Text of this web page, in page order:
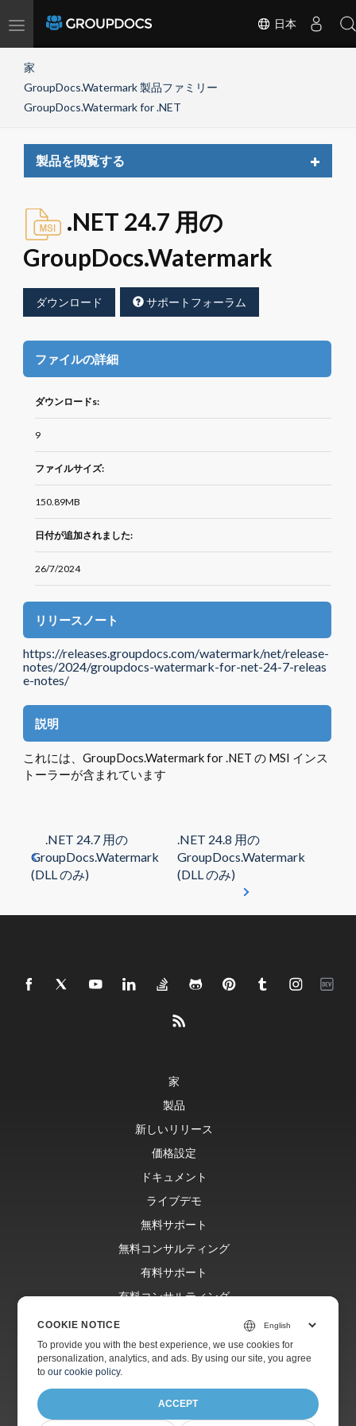
Toggle
日本
家
GroupDocs.Watermark 製品ファミリー
GroupDocs.Watermark for .NET
製品を閲覧する
Toggle
.NET 24.7 用の
GroupDocs.Watermark
ダウンロード サポートフォーラム
ファイルの詳細
ダウンロードs:
9
ファイルサイズ:
150.89MB
日付が追加されました:
26/7/2024
リリースノート
https://releases.groupdocs.com/watermark/net/release-
notes/2024/groupdocs-watermark-for-net-24-7-releas
e-notes/
説明
これには、GroupDocs.Watermark for .NET の MSI インス
トーラーが含まれています
.NET 24.7 用の
GroupDocs.Watermark
(DLL のみ)
.NET 24.8 用の
GroupDocs.Watermark
(DLL のみ)
家
製品
新しいリリース
価格設定
ドキュメント
ライブデモ
無料サポート
無料コンサルティング
有料サポート
有料コンサルティング
ウェブサイト
COOKIE NOTICE
To provide you with the best experience, we use cookies for
personalization, analytics, and ads. By using our site, you agree
toour cookie policy.
ACCEPT